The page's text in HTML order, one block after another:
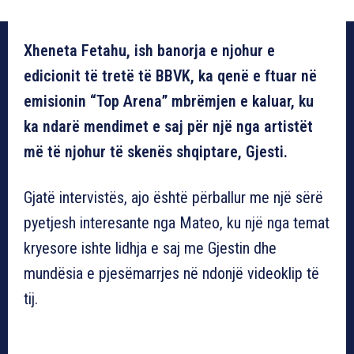
Xheneta Fetahu, ish banorja e njohur e
edicionit të tretë të BBVK, ka qenë e ftuar në
emisionin “Top Arena” mbrëmjen e kaluar, ku
ka ndarë mendimet e saj për një nga artistët
më të njohur të skenës shqiptare, Gjesti.
Gjatë intervistës, ajo është përballur me një sërë
pyetjesh interesante nga Mateo, ku një nga temat
kryesore ishte lidhja e saj me Gjestin dhe
mundësia e pjesëmarrjes në ndonjë videoklip të
tij.